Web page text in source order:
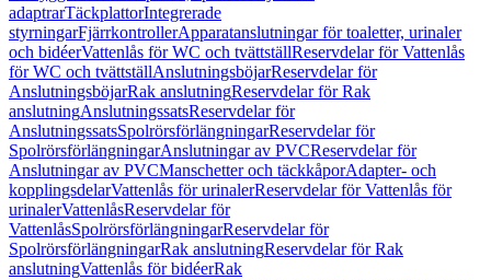
adaptrarTäckplattorIntegrerade
styrningarFjärrkontrollerApparatanslutningar för toaletter, urinaler
och bidéerVattenlås för WC och tvättställReservdelar för Vattenlås
för WC och tvättställAnslutningsböjarReservdelar för
AnslutningsböjarRak anslutningReservdelar för Rak
anslutningAnslutningssatsReservdelar för
AnslutningssatsSpolrörsförlängningarReservdelar för
SpolrörsförlängningarAnslutningar av PVCReservdelar för
Anslutningar av PVCManschetter och täckkåporAdapter- och
kopplingsdelarVattenlås för urinalerReservdelar för Vattenlås för
urinalerVattenlåsReservdelar för
VattenlåsSpolrörsförlängningarReservdelar för
SpolrörsförlängningarRak anslutningReservdelar för Rak
anslutningVattenlås för bidéerRak